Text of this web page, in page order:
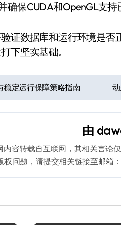
确保CUDA和OpenGL支持
证数据库和运行环境是
下坚实基础。
稳定运行保障策略指南
由
内容转载自互联网，其相关言论
权问题，请提交相关链接至邮箱